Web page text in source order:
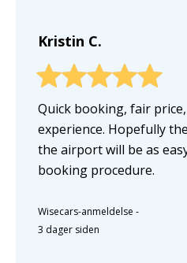
Kristin C.
Quick booking, fair
experience. Hopefully
the airport will be as
booking procedure.
Wisecars-anmeldelse -
3 dager siden